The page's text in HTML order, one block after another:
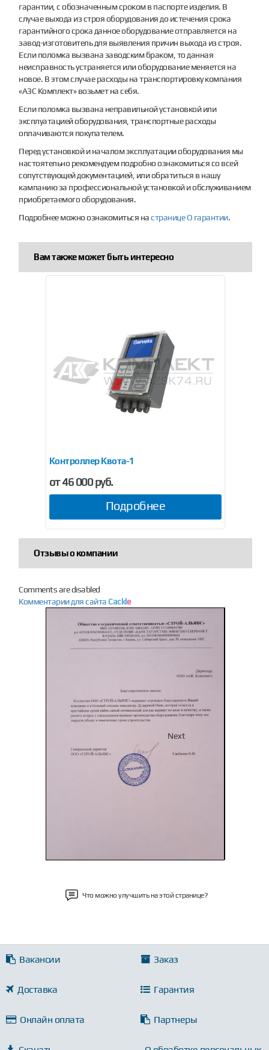
гарантии, с обозначенным сроком в паспорте изделия. В
случае выхода из строя оборудования до истечения срока
гарантийного срока данное оборудование отправляется на
завод-изготовитель для выявления причин выхода из строя.
Если поломка вызвана заводским браком, то данная
неисправность устраняется или оборудование меняется на
новое. В этом случае расходы на транспортировку компания
«АЗС Комплект» возьмет на себя.
Если поломка вызвана неправильной установкой или
эксплуатацией оборудования, транспортные расходы
оплачиваются покупателем.
Перед установкой и началом эксплуатации оборудования мы
настоятельно рекомендуем подробно ознакомиться со всей
сопутствующей документацией, или обратиться в нашу
кампанию за профессиональной установкой и обслуживанием
приобретаемого оборудования.
Подробнее можно ознакомиться настранице О гарантии.
Вам также может быть интересно
Контроллер Квота-1
от 46 000 руб.
Подробнее
Отзывы о компании
Comments are disabled
Комментарии для сайта Cackle
Next
Что можно улучшить на этой странице?
Вакансии Заказ
Доставка Гарантия
Онлайн оплата Партнеры